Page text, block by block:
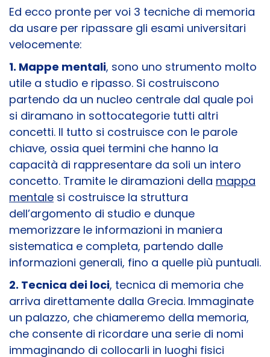
Ed ecco pronte per voi 3 tecniche di memoria
da usare per ripassare gli esami universitari
velocemente:
1. Mappe mentali, sono uno strumento molto
utile a studio e ripasso. Si costruiscono
partendo da un nucleo centrale dal quale poi
si diramano in sottocategorie tutti altri
concetti. Il tutto si costruisce con le parole
chiave, ossia quei termini che hanno la
capacità di rappresentare da soli un intero
concetto. Tramite le diramazioni della mappa
mentale si costruisce la struttura
dell’argomento di studio e dunque
memorizzare le informazioni in maniera
sistematica e completa, partendo dalle
informazioni generali, fino a quelle più puntuali.
2. Tecnica dei loci, tecnica di memoria che
arriva direttamente dalla Grecia. Immaginate
un palazzo, che chiameremo della memoria,
che consente di ricordare una serie di nomi
immaginando di collocarli in luoghi fisici